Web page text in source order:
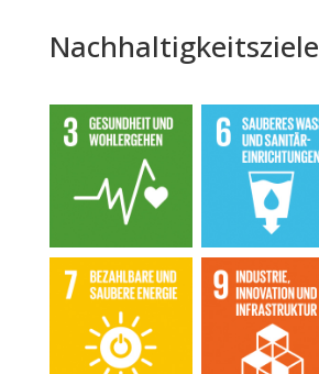
Nachhaltigkeitsziele